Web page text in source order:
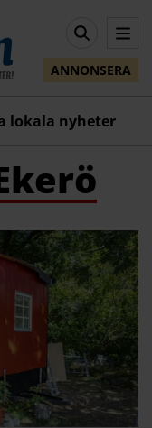
ANNONSERA
lokala nyheter